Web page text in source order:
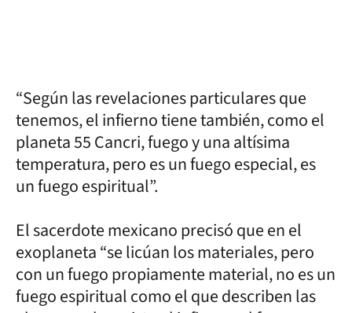
“Según las revelaciones particulares que
tenemos, el infierno tiene también, como el
planeta 55 Cancri, fuego y una altísima
temperatura, pero es un fuego especial, es
un fuego espiritual”.
El sacerdote mexicano precisó que en el
exoplaneta “se licúan los materiales, pero
con un fuego propiamente material, no es un
fuego espiritual como el que describen las